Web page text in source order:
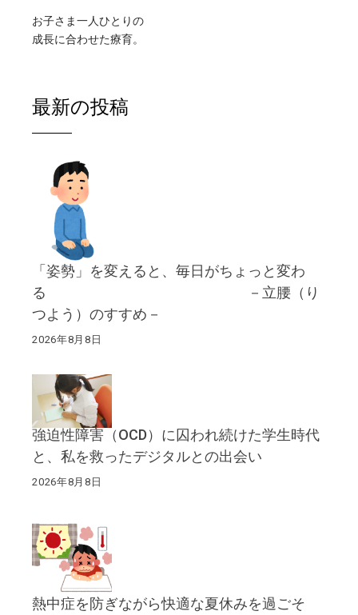
お子さま一人ひとりの
成長に合わせた療育。
最新の投稿
「姿勢」を変えると、毎日がちょっと変わ
る －立腰（り
つよう）のすすめ－
2026年8月8日
強迫性障害（OCD）に囚われ続けた学生時代
と、私を救ったデジタルとの出会い
2026年8月8日
熱中症を防ぎながら快適な夏休みを過ごそ